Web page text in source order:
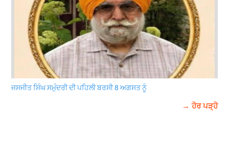
ਜਸਜੀਤ ਸਿੰਘ ਸਮੁੰਦਰੀ ਦੀ ਪਹਿਲੀ ਬਰਸੀ 8 ਅਗਸਤ ਨੂੰ
→ ਹੋਰ ਪੜ੍ਹੋ